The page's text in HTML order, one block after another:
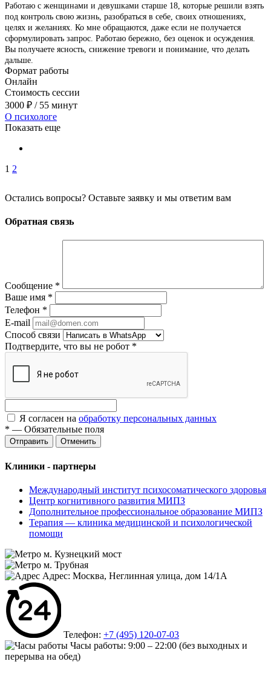
Работаю с женщинами и девушками старше 18, которые решили взять
под контроль свою жизнь, разобраться в себе, своих отношениях,
целях и желаниях. Ко мне обращаются, даже если не получается
сформулировать запрос. Работаю бережно, без оценок и осуждения.
Вы получаете ясность, снижение тревоги и понимание, что делать
дальше.
Формат работы
Онлайн
Стоимость сессии
3000 ₽ / 55 минут
О психологе
Показать еще
1 2
Остались вопросы? Оставьте заявку и мы ответим вам
Обратная связь
Сообщение *
Ваше имя *
Телефон *
E-mail
Способ связи
Подтвердите, что вы не робот *
Я согласен на обработку персональных данных
* — Обязательные поля
Отменить
Клиники - партнеры
Международный институт психосоматического здоровья
Центр когнитивного развития МИПЗ
Дополнительное профессиональное образование МИПЗ
Терапия — клиника медицинской и психологической
помощи
м. Кузнецкий мост
м. Трубная
Адрес: Москва, Неглинная улица, дом 14/1А
Телефон: +7 (495) 120-07-03
Часы работы: 9:00 – 22:00 (без выходных и
перерыва на обед)